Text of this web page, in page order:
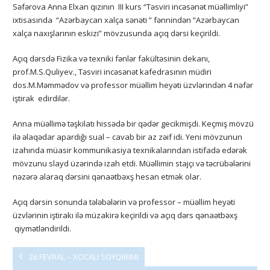
Səfərova Anna Elxan qızının III kurs “Təsviri incəsənət müəllimliyi”
ixtisasında “Azərbaycan xalça sənəti ” fənnindən “Azərbaycan
xalça naxışlarının eskizi” mövzusunda açıq dərsi keçirildi.
Açıq dərsdə Fizika və texniki fənlər fakültəsinin dekanı,
prof.M.S.Quliyev., Təsviri incəsənət kafedrasının müdiri
dos.M.Məmmədov və professor müəllim heyəti üzvlərindən 4 nəfər
iştirak edirdilər.
Anna müəllimə təşkilatı hissədə bir qədər gecikmişdi. Keçmiş mövzü
ilə əlaqədar apardığı sual – cavab bir az zəif idi. Yeni mövzunun
izahında müasir kommunikasiya texnikalarından istifadə edərək
mövzunu slayd üzərində izah etdi. Müəllimin stajçı və təcrübələrini
nəzərə alaraq dərsini qənaətbəxş hesan etmək olar.
Açıq dərsin sonunda tələbələrin və professor – müəllim heyəti
üzvlərinin iştirakı ilə müzakirə keçirildi və açıq dərs qənaətbəxş
qiymətləndirildi.
26 FEVRAL – XOCALI SOYQIRIMI